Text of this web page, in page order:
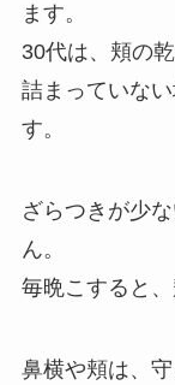
ます。
30代は、頬の
詰まっていな
す。
ざらつきが少
ん。
毎晩こすると
鼻横や頬は、